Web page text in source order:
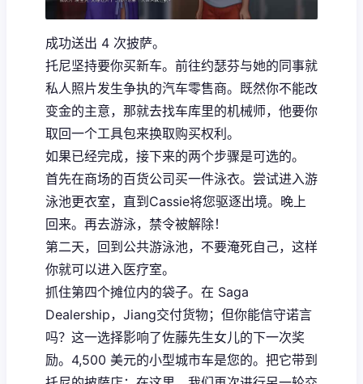
成功送出 4 次披萨。
托尼坚持要你买新车。前往约瑟芬与她的同事就
私人照片发生争执的汽车零售商。既然你不能改
变金的主意，那就去找车库里的机械师，他要你
取回一个工具包来换取购买权利。
如果已经完成，接下来的两个步骤是可选的。
首先在商场的百货公司买一件泳衣。尝试进入游
泳池更衣室，直到Cassie将您驱逐出境。晚上
回来。再去游泳，禁令被解除！
第二天，回到公共游泳池，不要淹死自己，这样
你就可以进入医疗室。
抓住第四个摊位内的袋子。在 Saga
Dealership，Jiang交付货物；但你能信守诺言
吗？这一选择影响了佐藤先生女儿的下一次奖
励。4,500 美元的小型城市车是您的。把它带到